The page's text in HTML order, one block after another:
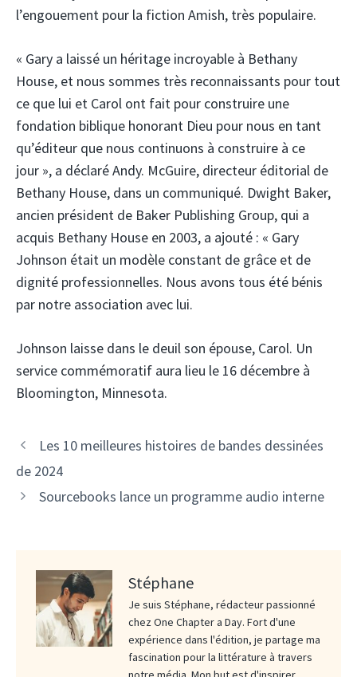
l’engouement pour la fiction Amish, très populaire.
« Gary a laissé un héritage incroyable à Bethany
House, et nous sommes très reconnaissants pour tout
ce que lui et Carol ont fait pour construire une
fondation biblique honorant Dieu pour nous en tant
qu’éditeur que nous continuons à construire à ce
jour », a déclaré Andy. McGuire, directeur éditorial de
Bethany House, dans un communiqué. Dwight Baker,
ancien président de Baker Publishing Group, qui a
acquis Bethany House en 2003, a ajouté : « Gary
Johnson était un modèle constant de grâce et de
dignité professionnelles. Nous avons tous été bénis
par notre association avec lui.
Johnson laisse dans le deuil son épouse, Carol. Un
service commémoratif aura lieu le 16 décembre à
Bloomington, Minnesota.
Les 10 meilleures histoires de bandes dessinées
de 2024
Sourcebooks lance un programme audio interne
Stéphane
Je suis Stéphane, rédacteur passionné
chez One Chapter a Day. Fort d'une
expérience dans l'édition, je partage ma
fascination pour la littérature à travers